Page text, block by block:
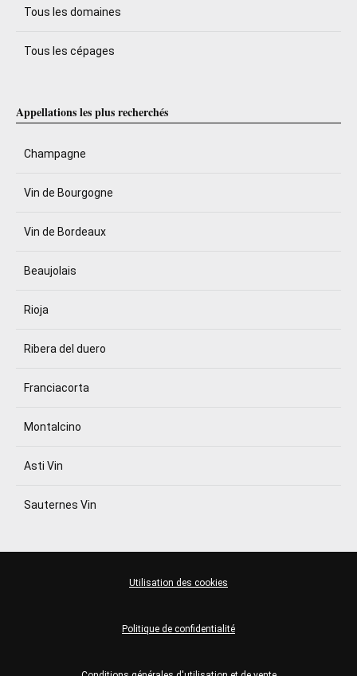
Tous les domaines
Tous les cépages
Appellations les plus recherchés
Champagne
Vin de Bourgogne
Vin de Bordeaux
Beaujolais
Rioja
Ribera del duero
Franciacorta
Montalcino
Asti Vin
Sauternes Vin
Politique de confidentialité
Utilisation des cookies